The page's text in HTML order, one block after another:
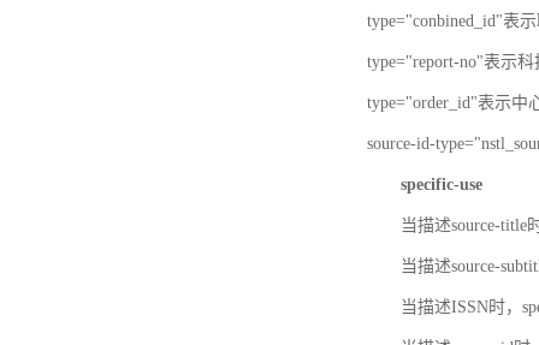
type="conbined_id"表
type="report-no"表示
type="order_id"表示中
source-id-
specific-use
当描述source-title
当描述source-
当描述ISSN时，